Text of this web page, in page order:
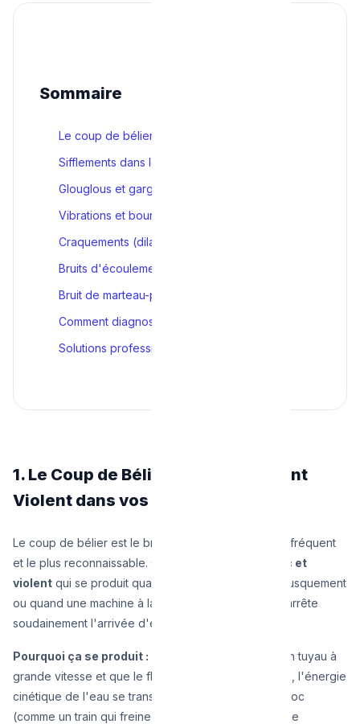
Sommaire
Le coup de bélier (claquement)
Sifflements dans les tuyaux
Glouglous et gargouillement
Vibrations et bourdonnements
Craquements (dilatation thermique)
Bruits d'écoulement continus
Bruit de marteau-piqueur
Comment diagnostiquer le problème
Solutions professionnelles
1. Le Coup de Bélier : Ce Claquement
Violent dans vos Murs
Le coup de bélier est le bruit de canalisation le plus fréquent
et le plus reconnaissable. C'est un
claquement sec et
violent qui se produit quand un robinet se ferme brusquement
ou quand une machine à laver ou un lave-vaisselle arrête
soudainement l'arrivée d'eau.
Pourquoi ça se produit : Quand l'eau coule dans un tuyau à
grande vitesse et que le flux est brutalement stoppé, l'énergie
cinétique de l'eau se transforme en une onde de choc
(comme un train qui freine d'urgence). Cette onde de